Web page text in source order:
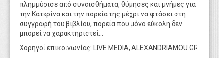
πλημμύρισε από συναισθήματα, θύμησες και μνήμες για
την Κατερίνα και την πορεία της μέχρι να φτάσει στη
συγγραφή του βιβλίου, πορεία που μόνο εύκολη δεν
μπορεί να χαρακτηριστεί...
Xoρηγοί επικοινωνίας: LIVE MEDIA, ALEXANDRIAMOU.GR